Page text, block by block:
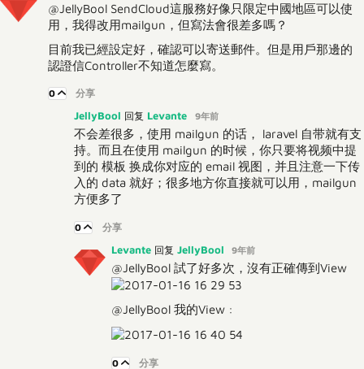
@JellyBool SendCloud這服務好像只限定中國地區可以使
用，我得改用mailgun，但寫法會很差多嗎？
目前我已經設定好，確認可以寄送郵件。但是用戶那邊的
認證信Controller不知道怎麼寫。
0 分享
JellyBool 回复 Levante 9年前
不会差很多，使用 mailgun 的话， laravel 自带就有支
持。而且在使用 mailgun 的时候，你只要将视频中提
到的 模板 换成你对应的 email 视图，并且注意一下传
入的 data 就好；很多地方你直接就可以用，mailgun
方便多了
0 分享
Levante 回复 JellyBool 9年前
@JellyBool 試了好多次，沒有正確傳到View
@JellyBool 我的View :
0 分享